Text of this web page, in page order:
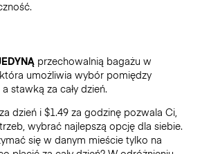
przechowalnią bagażu w
umożliwia wybór pomiędzy
stawką za cały dzień.
dzień i $1.49 za godzinę pozwala Ci,
wybrać najlepszą opcję dla siebie.
się w danym mieście tylko na